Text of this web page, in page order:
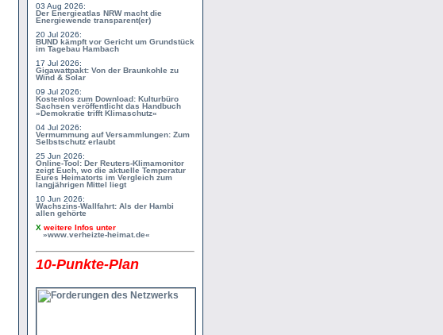
03 Aug 2026:
Der Energieatlas NRW macht die
Energiewende transparent(er)
20 Jul 2026:
BUND kämpft vor Gericht um Grundstück
im Tagebau Hambach
17 Jul 2026:
Gigawattpakt: Von der Braunkohle zu
Wind & Solar
09 Jul 2026:
Kostenlos zum Download: Kulturbüro
Sachsen veröffentlicht das Handbuch
»Demokratie trifft Klimaschutz«
04 Jul 2026:
Vermummung auf Versammlungen: Zum
Selbstschutz erlaubt
25 Jun 2026:
Online-Tool: Der Reuters-Klimamonitor
zeigt Euch, wo die aktuelle Temperatur
Eures Heimatorts im Vergleich zum
langjährigen Mittel liegt
10 Jun 2026:
Wachszins-Wallfahrt: Als der Hambi
allen gehörte
X weitere Infos unter
»www.verheizte-heimat.de«
10-Punkte-Plan